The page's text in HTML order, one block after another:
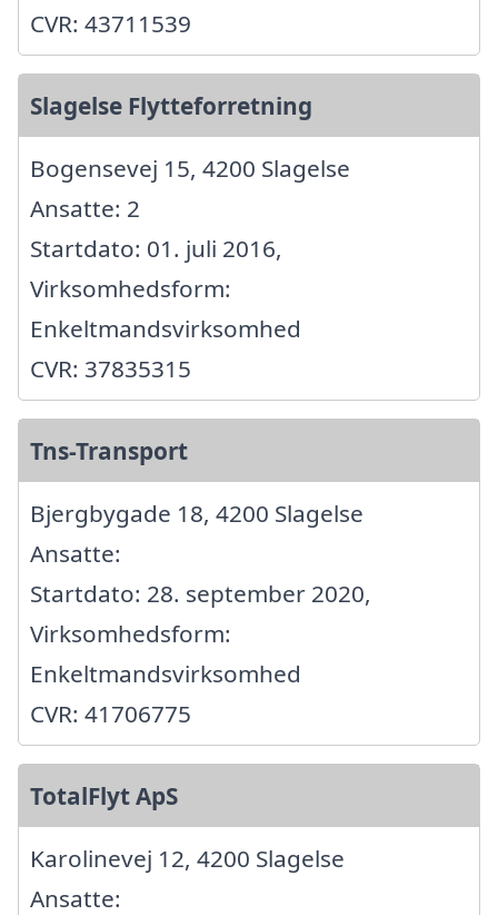
CVR: 43711539
Slagelse Flytteforretning
Bogensevej 15, 4200 Slagelse
Ansatte: 2
Startdato: 01. juli 2016,
Virksomhedsform:
Enkeltmandsvirksomhed
CVR: 37835315
Tns-Transport
Bjergbygade 18, 4200 Slagelse
Ansatte:
Startdato: 28. september 2020,
Virksomhedsform:
Enkeltmandsvirksomhed
CVR: 41706775
TotalFlyt ApS
Karolinevej 12, 4200 Slagelse
Ansatte: